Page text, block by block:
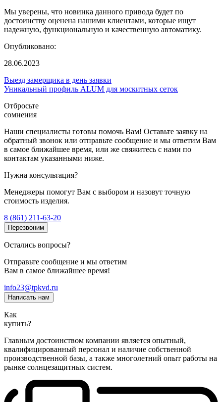
Мы уверены, что новинка данного привода будет по
достоинству оценена нашими клиентами, которые ищут
надежную, функциональную и качественную автоматику.
Опубликовано:
28.06.2023
Выезд замерщика в день заявки
Уникальный профиль ALUM для москитных сеток
Отбросьте
сомнения
Наши специалисты готовы помочь Вам! Оставьте заявку на
обратный звонок или отправьте сообщение и мы ответим Вам
в самое ближайшее время, или же свяжитесь с нами по
контактам указанными ниже.
Нужна консультация?
Менеджеры помогут Вам с выбором и назовут точную
стоимость изделия.
8 (861) 211-63-20
Перезвоним
Остались вопросы?
Отправьте сообщение и мы ответим
Вам в самое ближайшее время!
info23@tpkvd.ru
Написать нам
Как
купить?
Главным достоинством компании является опытный,
квалифицированный персонал и наличие собственной
производственной базы, а также многолетний опыт работы на
рынке солнцезащитных систем.